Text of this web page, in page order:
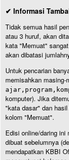
✔ Informasi
Tidak semua hasil
atau 3 huruf, akan
kata "Memuat"
akan dibatasi
Untuk pencarian
memisahkan
komputer). Jika
"kata dasar" dan
kolom "Memuat".
Edisi online/daring
dibuat sebelumnya
mendapatkan KBBI